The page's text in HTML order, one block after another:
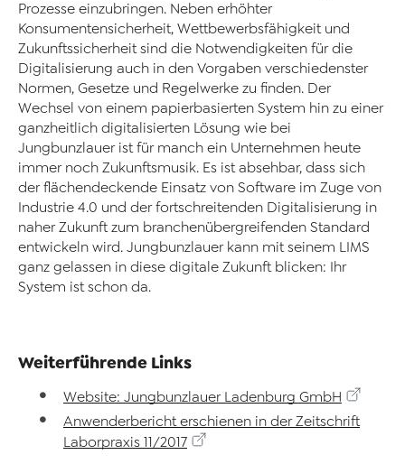
Prozesse einzubringen. Neben erhöhter
Konsumentensicherheit, Wettbewerbsfähigkeit und
Zukunftssicherheit sind die Notwendigkeiten für die
Digitalisierung auch in den Vorgaben verschiedenster
Normen, Gesetze und Regelwerke zu finden. Der
Wechsel von einem papierbasierten System hin zu einer
ganzheitlich digitalisierten Lösung wie bei
Jungbunzlauer ist für manch ein Unternehmen heute
immer noch Zukunftsmusik. Es ist absehbar, dass sich
der flächendeckende Einsatz von Software im Zuge von
Industrie 4.0 und der fortschreitenden Digitalisierung in
naher Zukunft zum branchenübergreifenden Standard
entwickeln wird. Jungbunzlauer kann mit seinem LIMS
ganz gelassen in diese digitale Zukunft blicken: Ihr
System ist schon da.
Weiterführende Links
Website: Jungbunzlauer Ladenburg GmbH
Anwenderbericht erschienen in der Zeitschrift
Laborpraxis 11/2017